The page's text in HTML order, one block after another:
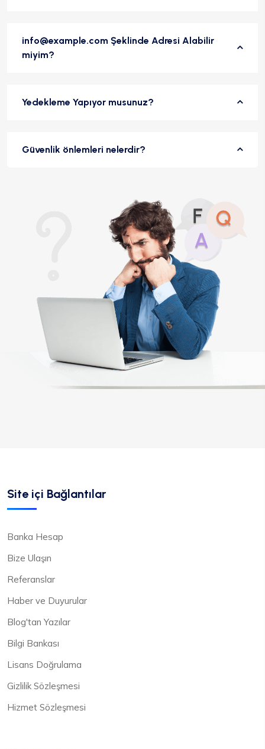
info@example.com Şeklinde Adresi Alabilir
miyim?
Yedekleme Yapıyor musunuz?
Güvenlik önlemleri nelerdir?
Site içi Bağlantılar
Banka Hesap
Bize Ulaşın
Referanslar
Haber ve Duyurular
Blog'tan Yazılar
Bilgi Bankası
Lisans Doğrulama
Gizlilik Sözleşmesi
Hizmet Sözleşmesi